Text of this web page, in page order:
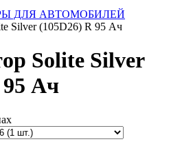
ДЛЯ АВТОМОБИЛЕЙ
Silver (105D26) R 95 Ач
Solite Silver
95 Ач